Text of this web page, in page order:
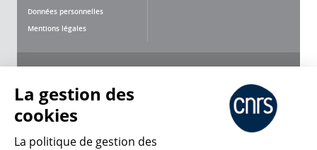
Données personnelles
Mentions légales
La gestion des
cookies
La politique de gestion des